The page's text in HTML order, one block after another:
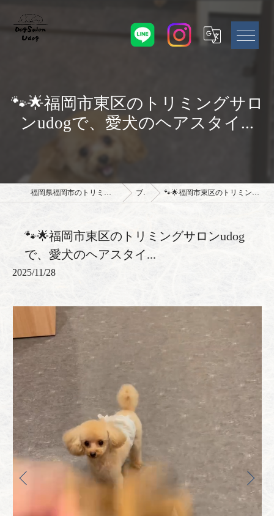
🐾🌟福岡市東区のトリミングサロ
ンudogで、愛犬のヘアスタイ...
福岡県福岡市のトリミングサロンならドッグサロン Udog ブログ 🐾🌟福岡市東区のトリミングサロンudogで、愛犬のヘアスタイ...
🐾🌟福岡市東区のトリミングサロンudog
で、愛犬のヘアスタイ...
2025/11/28